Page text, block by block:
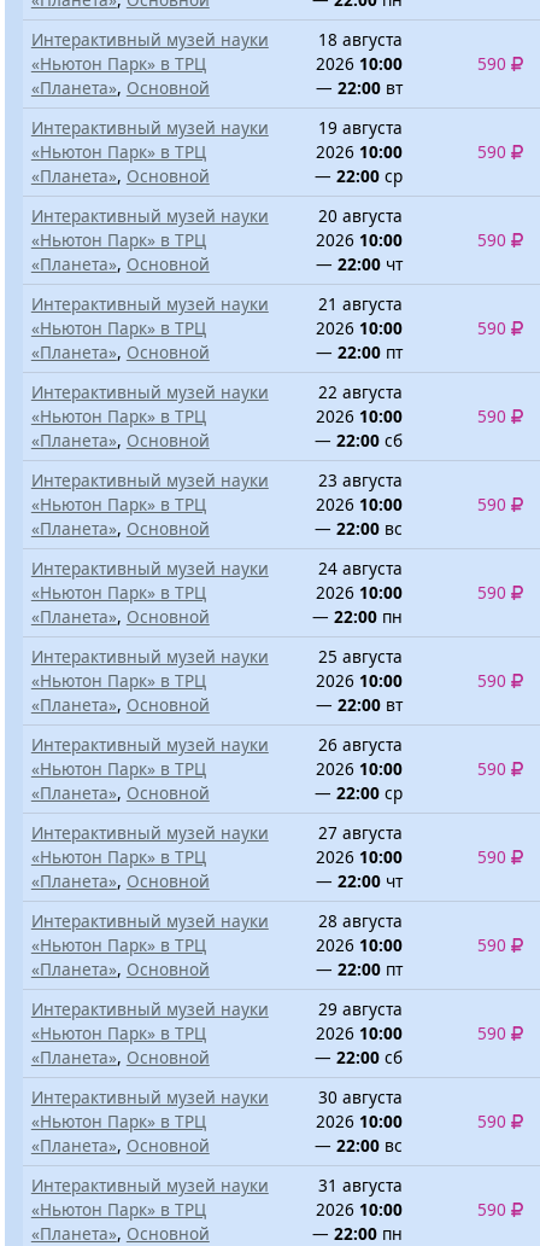
Интерактивный музей науки
«Ньютон Парк» в ТРЦ
«Планета», Основной
18 августа
2026 10:00
—22:00 вт
590
Интерактивный музей науки
«Ньютон Парк» в ТРЦ
«Планета», Основной
19 августа
2026 10:00
—22:00 ср
590
Интерактивный музей науки
«Ньютон Парк» в ТРЦ
«Планета», Основной
20 августа
2026 10:00
—22:00 чт
590
Интерактивный музей науки
«Ньютон Парк» в ТРЦ
«Планета», Основной
21 августа
2026 10:00
—22:00 пт
590
Интерактивный музей науки
«Ньютон Парк» в ТРЦ
«Планета», Основной
22 августа
2026 10:00
—22:00 сб
590
Интерактивный музей науки
«Ньютон Парк» в ТРЦ
«Планета», Основной
23 августа
2026 10:00
—22:00 вс
590
Интерактивный музей науки
«Ньютон Парк» в ТРЦ
«Планета», Основной
24 августа
2026 10:00
—22:00 пн
590
Интерактивный музей науки
«Ньютон Парк» в ТРЦ
«Планета», Основной
25 августа
2026 10:00
—22:00 вт
590
Интерактивный музей науки
«Ньютон Парк» в ТРЦ
«Планета», Основной
26 августа
2026 10:00
—22:00 ср
590
Интерактивный музей науки
«Ньютон Парк» в ТРЦ
«Планета», Основной
27 августа
2026 10:00
—22:00 чт
590
Интерактивный музей науки
«Ньютон Парк» в ТРЦ
«Планета», Основной
28 августа
2026 10:00
—22:00 пт
590
Интерактивный музей науки
«Ньютон Парк» в ТРЦ
«Планета», Основной
29 августа
2026 10:00
—22:00 сб
590
Интерактивный музей науки
«Ньютон Парк» в ТРЦ
«Планета», Основной
30 августа
2026 10:00
—22:00 вс
590
Интерактивный музей науки
«Ньютон Парк» в ТРЦ
«Планета», Основной
31 августа
2026 10:00
—22:00 пн
590